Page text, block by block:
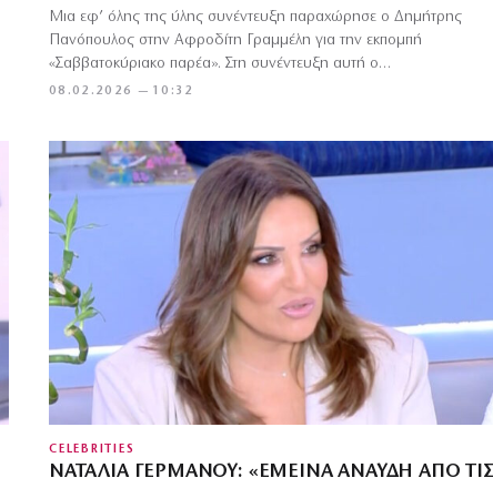
08.02.2026 — 10:32
Μια εφ’ όλης της ύλης συνέντευξη παραχώρησε ο Δημήτρης
Πανόπουλος στην Αφροδίτη Γραμμέλη για την εκπομπή
«Σαββατοκύριακο παρέα». Στη συνέντευξη αυτή ο…
CELEBRITIES
ΝΑΤΑΛΊΑ ΓΕΡΜΑΝΟΎ: «ΈΜΕΙΝΑ ΆΝΑΥΔΗ ΑΠΌ